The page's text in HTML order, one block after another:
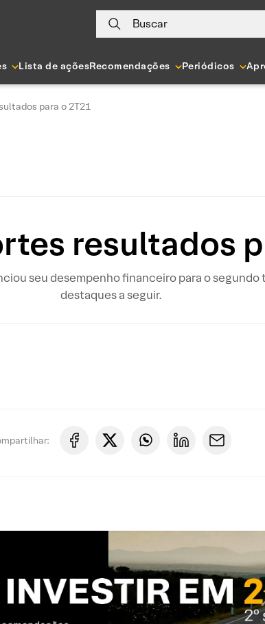
Buscar
Lista de açõesRecomendações Periódicos
para o 2T21
resultados
seu desempenho financeiro para o
destaques a seguir.